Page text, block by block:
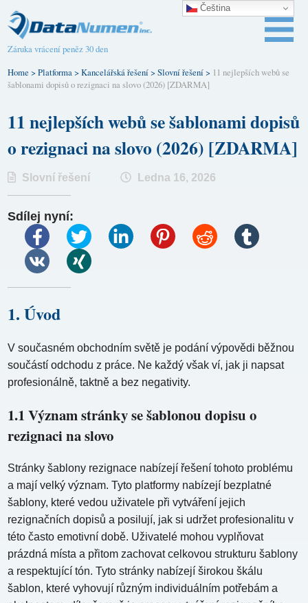
Záruka vrácení peněz 30 den
Home >Platforma>Kancelářská řešení>Slovní řešení> 11 nejlepších webů se
šablonami dopisů o rezignaci na slovo (2026) [ZDARMA]
11 nejlepších webů se šablonami dopisů
o rezignaci na slovo (2026) [ZDARMA]
Slovní řešení Ledna 16, 2026
Sdílej nyní:
1. Úvod
V současném obchodním světě je podání výpovědi běžnou
součástí odchodu z práce. Ne každý však ví, jak ji napsat
profesionálně, taktně a bez negativity.
1.1 Význam stránky se šablonou dopisu o
rezignaci na slovo
Stránky šablony rezignace nabízejí řešení tohoto problému
a mají velký význam. Tyto platformy nabízejí bezplatné
šablony, které vedou uživatele při vytváření jejich
rezignačních dopisů a posilují, jak si udržet profesionalitu v
této často emotivní době. Uživatelé mohou vyplňovat
prázdná místa a přitom zachovat celkovou strukturu šablony
a respektující tón. Tyto stránky nabízejí širokou škálu
šablon, které vyhovují různým individuálním potřebám a
Čeština‎